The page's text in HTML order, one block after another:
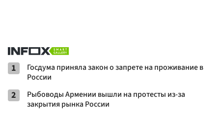
1
Госдума приняла закон о запрете на проживание в
России
2
Рыбоводы Армении вышли на протесты из-за
закрытия рынка России